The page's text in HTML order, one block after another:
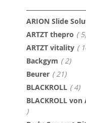
ARION Slide
ARTZT thepro 5
ARTZT vitality
Backgym 2Artikel
Beurer 21Artikel
BLACKROLL 4
BLACKROLL
Artikel